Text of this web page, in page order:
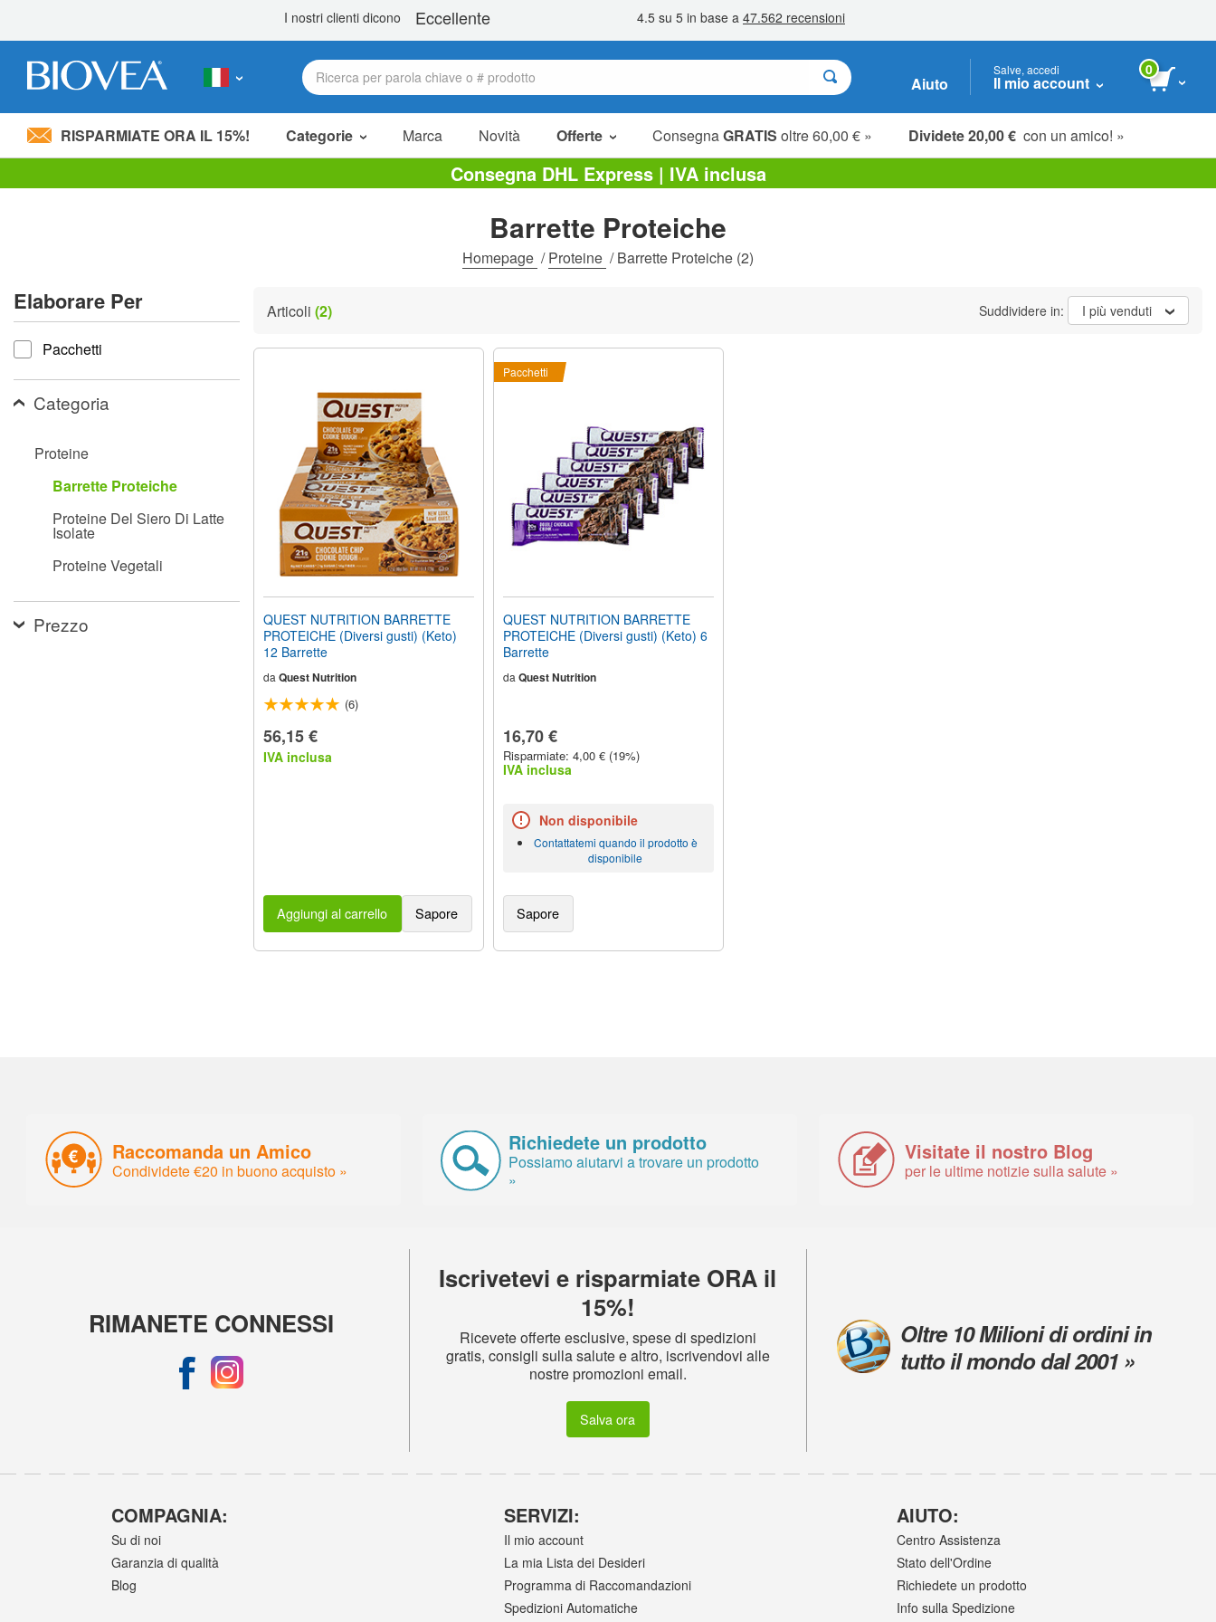
Nota:
accessibilità.
Premi
Control-
per
adattare
utilizzano
Premi
F10
Aiuto
Salve, accedi
Il mio account
0
RISPARMIATE ORA IL 15%! Categorie Marca Novità Offerte ConsegnaGRATIS oltre 60,00 € » Dividete 20,00 € con un amico! »
Articoli in offerta
Pacchetti
Liquidazione
Consegna DHL Express | IVA inclusa
Barrette Proteiche
Homepage /Proteine /Barrette Proteiche (2)
Elaborare Per
Elaborare per
Pacchetti
Categoria
Proteine
Barrette Proteiche
Proteine Del Siero Di Latte
Isolate
Proteine Vegetali
Prezzo
Articoli (2) Suddividere in: I più venduti
QUEST NUTRITION BARRETTE
PROTEICHE (Diversi gusti) (Keto)
12 Barrette
da Quest Nutrition
(6)
56,15 €
IVA inclusa
Aggiungi al carrello Sapore
Pacchetti
QUEST NUTRITION BARRETTE
PROTEICHE (Diversi gusti) (Keto) 6
Barrette
da Quest Nutrition
16,70 €
Risparmiate: 4,00 € (19%)
IVA inclusa
Non disponibile
Contattatemi quando il prodotto è
disponibile
Sapore
Raccomanda un Amico
Condividete €20 in buono acquisto »
Richiedete un prodotto
Possiamo aiutarvi a trovare un prodotto
»
Visitate il nostro Blog
per le ultime notizie sulla salute »
RIMANETE CONNESSI
Iscrivetevi e risparmiate ORA il
15%!
Ricevete offerte esclusive, spese di spedizioni
gratis, consigli sulla salute e altro, iscrivendovi alle
nostre promozioni email.
Salva ora
Oltre 10 Milioni di ordini in
tutto il mondo dal 2001 »
COMPAGNIA:
Su di noi
Garanzia di qualità
Blog
SERVIZI:
Il mio account
La mia Lista dei Desideri
Programma di Raccomandazioni
Spedizioni Automatiche
AIUTO:
Centro Assistenza
Stato dell'Ordine
Richiedete un prodotto
Info sulla Spedizione